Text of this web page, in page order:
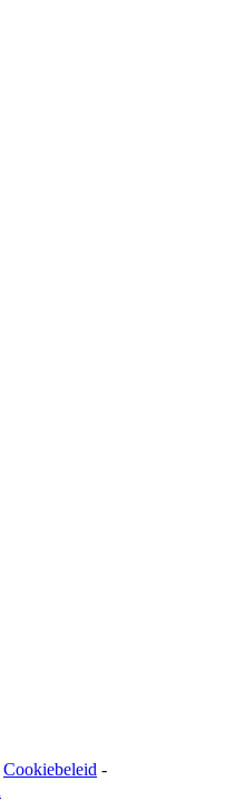
Cookiebeleid -